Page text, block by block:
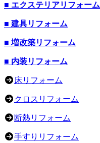
■ エクステリアリフォーム
■ 建具リフォーム
■ 増改築リフォーム
■ 内装リフォーム
床リフォーム
クロスリフォーム
断熱リフォーム
手すりリフォーム